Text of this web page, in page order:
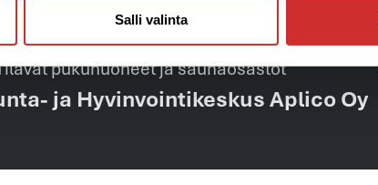
Salli valinta
Personal Training -palvelut ja
pukuhuoneet ja saunaosastot
ja Hyvinvointikeskus Aplico Oy